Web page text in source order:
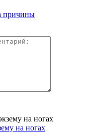
причины
на ногах